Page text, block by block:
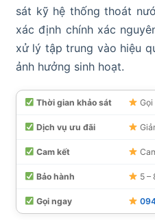
sát kỹ hệ thống thoát
xác định chính xác
xử lý tập trung vào hiệu
ảnh hưởng sinh hoạt.
Thời gian khảo sát Gọi
Dịch vụ ưu đãi
Cam kết
Bảo hành 5 –
Gọi ngay